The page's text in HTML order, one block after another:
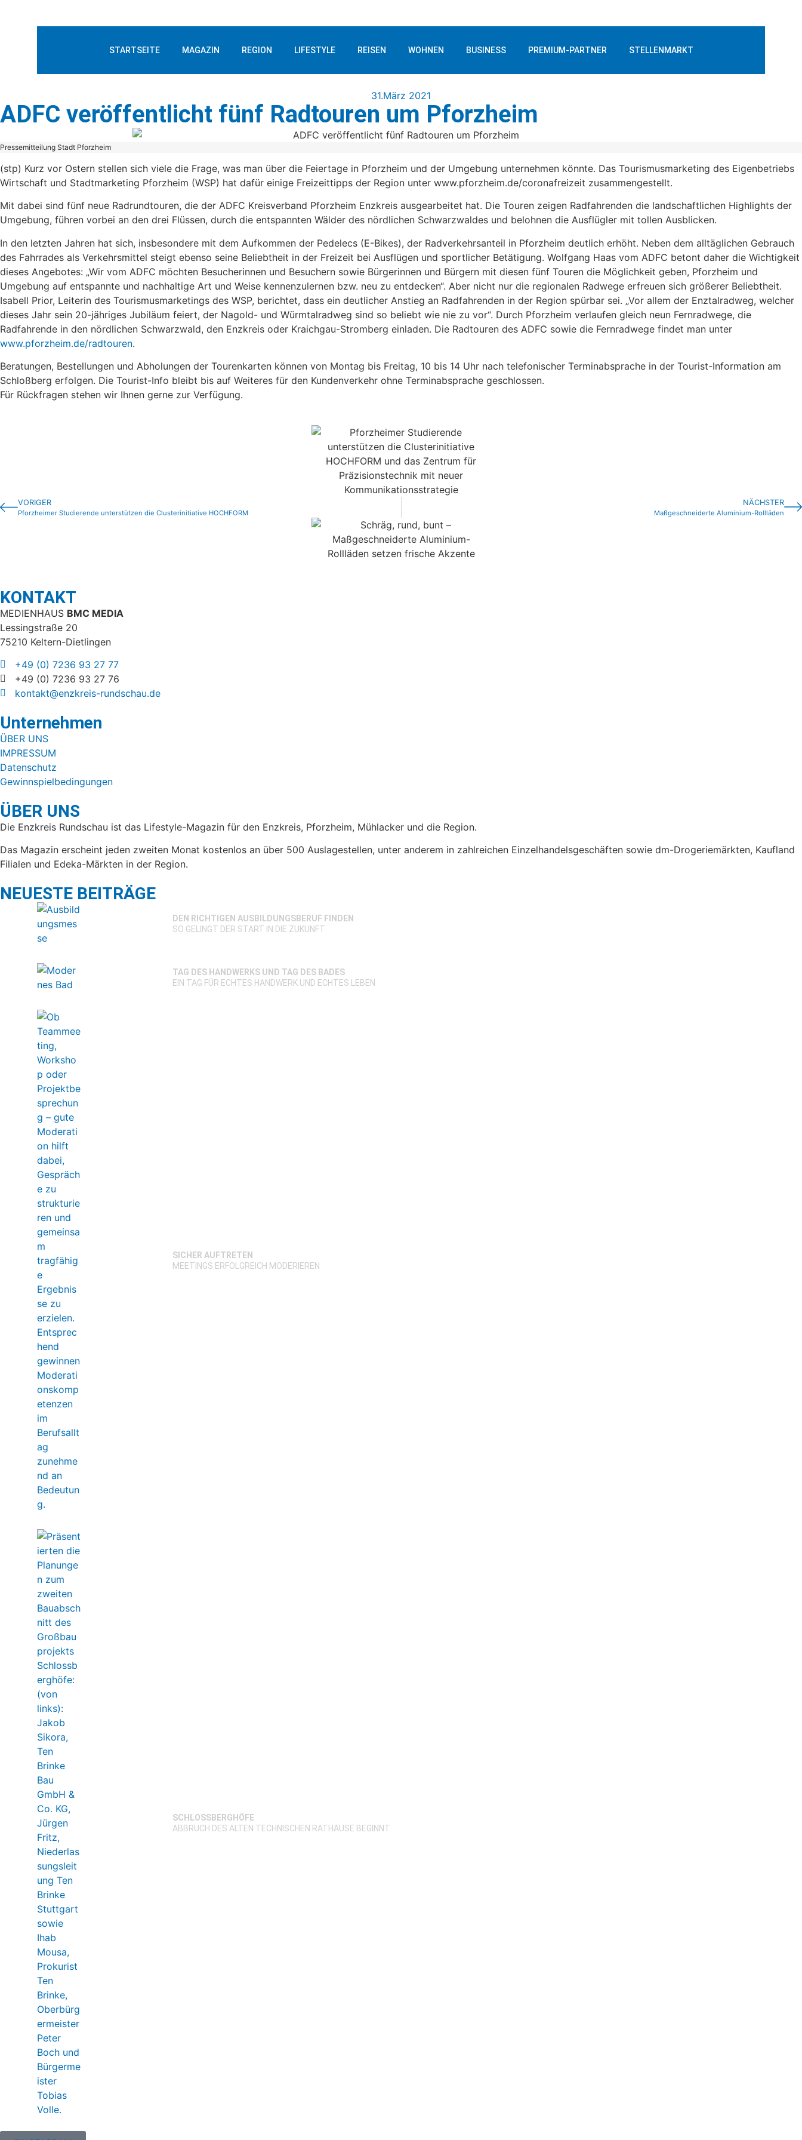
STARTSEITE MAGAZIN REGION LIFESTYLE REISEN WOHNEN BUSINESS PREMIUM-PARTNER STELLENMARKT
31.März 2021
ADFC veröffentlicht fünf Radtouren um Pforzheim
Pressemitteilung Stadt Pforzheim
(stp) Kurz vor Ostern stellen sich viele die Frage, was man über die Feiertage in Pforzheim und der Umgebung unternehmen könnte. Das Tourismusmarketing des Eigenbetriebs
Wirtschaft und Stadtmarketing Pforzheim (WSP) hat dafür einige Freizeittipps der Region unter www.pforzheim.de/coronafreizeit zusammengestellt.
Mit dabei sind fünf neue Radrundtouren, die der ADFC Kreisverband Pforzheim Enzkreis ausgearbeitet hat. Die Touren zeigen Radfahrenden die landschaftlichen Highlights der
Umgebung, führen vorbei an den drei Flüssen, durch die entspannten Wälder des nördlichen Schwarzwaldes und belohnen die Ausflügler mit tollen Ausblicken.
In den letzten Jahren hat sich, insbesondere mit dem Aufkommen der Pedelecs (E-Bikes), der Radverkehrsanteil in Pforzheim deutlich erhöht. Neben dem alltäglichen Gebrauch
des Fahrrades als Verkehrsmittel steigt ebenso seine Beliebtheit in der Freizeit bei Ausflügen und sportlicher Betätigung. Wolfgang Haas vom ADFC betont daher die Wichtigkeit
dieses Angebotes: „Wir vom ADFC möchten Besucherinnen und Besuchern sowie Bürgerinnen und Bürgern mit diesen fünf Touren die Möglichkeit geben, Pforzheim und
Umgebung auf entspannte und nachhaltige Art und Weise kennenzulernen bzw. neu zu entdecken“. Aber nicht nur die regionalen Radwege erfreuen sich größerer Beliebtheit.
Isabell Prior, Leiterin des Tourismusmarketings des WSP, berichtet, dass ein deutlicher Anstieg an Radfahrenden in der Region spürbar sei. „Vor allem der Enztalradweg, welcher
dieses Jahr sein 20-jähriges Jubiläum feiert, der Nagold- und Würmtalradweg sind so beliebt wie nie zu vor“. Durch Pforzheim verlaufen gleich neun Fernradwege, die
Radfahrende in den nördlichen Schwarzwald, den Enzkreis oder Kraichgau-Stromberg einladen. Die Radtouren des ADFC sowie die Fernradwege findet man unter
www.pforzheim.de/radtouren.
Beratungen, Bestellungen und Abholungen der Tourenkarten können von Montag bis Freitag, 10 bis 14 Uhr nach telefonischer Terminabsprache in der Tourist-Information am
Schloßberg erfolgen. Die Tourist-Info bleibt bis auf Weiteres für den Kundenverkehr ohne Terminabsprache geschlossen.
Für Rückfragen stehen wir Ihnen gerne zur Verfügung.
VORIGER
Pforzheimer Studierende unterstützen die Clusterinitiative HOCHFORM
NÄCHSTER
Maßgeschneiderte Aluminium-Rollläden
KONTAKT
MEDIENHAUS BMC MEDIA
Lessingstraße 20
75210 Keltern-Dietlingen
+49 (0) 7236 93 27 77
+49 (0) 7236 93 27 76
kontakt@enzkreis-rundschau.de
Unternehmen
ÜBER UNS
IMPRESSUM
Datenschutz
Gewinnspielbedingungen
ÜBER UNS
Die Enzkreis Rundschau ist das Lifestyle-Magazin für den Enzkreis, Pforzheim, Mühlacker und die Region.
Das Magazin erscheint jeden zweiten Monat kostenlos an über 500 Auslagestellen, unter anderem in zahlreichen Einzelhandelsgeschäften sowie dm-Drogeriemärkten, Kaufland
Filialen und Edeka-Märkten in der Region.
NEUESTE BEITRÄGE
DEN RICHTIGEN AUSBILDUNGSBERUF FINDEN
SO GELINGT DER START IN DIE ZUKUNFT
TAG DES HANDWERKS UND TAG DES BADES
EIN TAG FÜR ECHTES HANDWERK UND ECHTES LEBEN
SICHER AUFTRETEN
MEETINGS ERFOLGREICH MODERIEREN
SCHLOSSBERGHÖFE
ABBRUCH DES ALTEN TECHNISCHEN RATHAUSE BEGINNT